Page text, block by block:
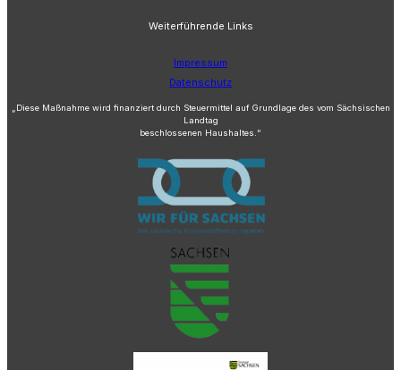
Weiterführende Links
Impressum
Datenschutz
„Diese Maßnahme wird finanziert durch Steuermittel auf Grundlage des vom Sächsischen
Landtag
beschlossenen Haushaltes.“